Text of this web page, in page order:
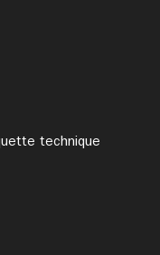
technique